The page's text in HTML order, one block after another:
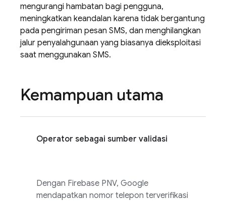
mengurangi hambatan bagi pengguna,
meningkatkan keandalan karena tidak bergantung
pada pengiriman pesan SMS, dan menghilangkan
jalur penyalahgunaan yang biasanya dieksploitasi
saat menggunakan SMS.
Kemampuan utama
Operator sebagai sumber validasi
Dengan Firebase PNV, Google
mendapatkan nomor telepon terverifikasi